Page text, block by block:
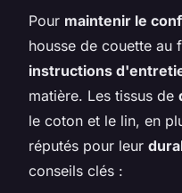
Pour maintenir le
housse de couette au
instructions
matière. Les tissus de
le coton et le lin, en
réputés pour leur
conseils clés :